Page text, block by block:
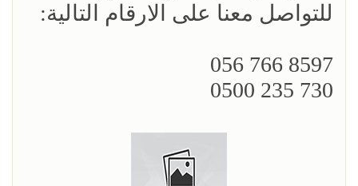
للتواصل معنا على الارقام التالية:
8597 766 056
730 235 0500